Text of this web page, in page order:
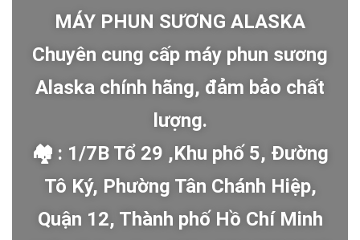
MÁY PHUN SƯƠNG ALASKA
Chuyên cung cấp máy phun sương
Alaska chính hãng, đảm bảo chất
lượng.
🏘 : 1/7B Tổ 29 ,Khu phố 5, Đường
Tô Ký, Phường Tân Chánh Hiệp,
Quận 12, Thành phố Hồ Chí Minh